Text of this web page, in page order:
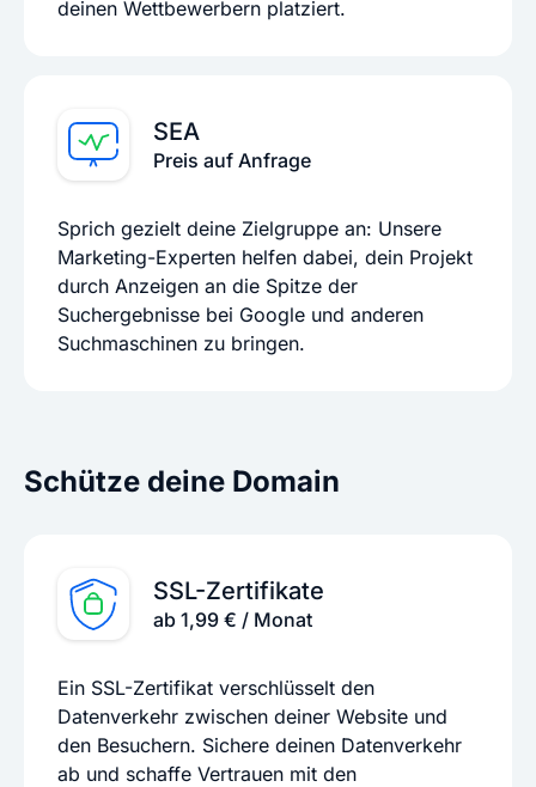
deinen Wettbewerbern platziert.
SEA
Preis auf Anfrage
Sprich gezielt deine Zielgruppe an: Unsere
Marketing-Experten helfen dabei, dein Projekt
durch Anzeigen an die Spitze der
Suchergebnisse bei Google und anderen
Suchmaschinen zu bringen.
Schütze deine Domain
SSL-Zertifikate
ab 1,99 € / Monat
Ein SSL-Zertifikat verschlüsselt den
Datenverkehr zwischen deiner Website und
den Besuchern. Sichere deinen Datenverkehr
ab und schaffe Vertrauen mit den